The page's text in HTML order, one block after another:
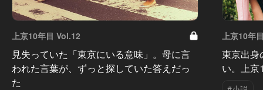
上京10年目 Vol.12
見失っていた「東京にいる意味」。母に言
われた言葉が、ずっと探していた答えだっ
た
上京10年
東京出身
い。上